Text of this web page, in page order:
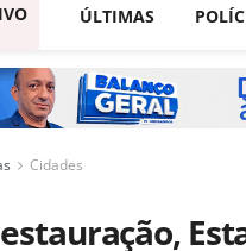
ÚLTIMAS
Cidades